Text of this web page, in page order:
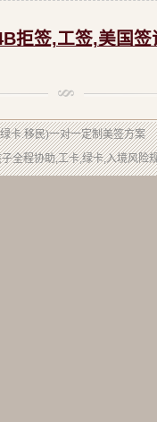
拒签,工签,美国
卡.移民)一对一定制美签方案
全程协助,工卡,绿卡,入境风险